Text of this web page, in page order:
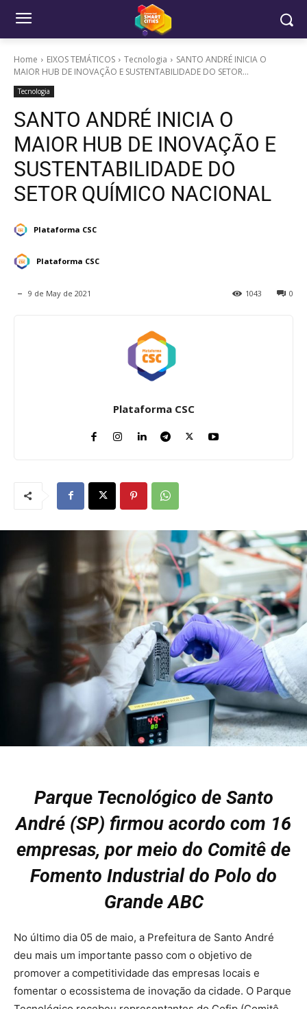
Home EIXOS TEMÁTICOS Tecnologia
SANTO ANDRÉ INICIA O
MAIOR HUB DE INOVAÇÃO E SUSTENTABILIDADE DO SETOR...
Tecnologia
SANTO ANDRÉ INICIA O
MAIOR HUB DE INOVAÇÃO E
SUSTENTABILIDADE DO
SETOR QUÍMICO NACIONAL
Plataforma CSC
Plataforma CSC
9 de May de 2021 0
1043
Plataforma CSC
Parque Tecnológico de Santo
André (SP) firmou acordo com 16
empresas, por meio do Comitê de
Fomento Industrial do Polo do
Grande ABC
No último dia 05 de maio, a Prefeitura de Santo André
deu mais um importante passo com o objetivo de
promover a competitividade das empresas locais e
fomentar o ecossistema de inovação da cidade. O Parque